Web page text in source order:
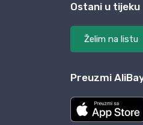
Ostani u tijeku
Želim na listu
Preuzmi